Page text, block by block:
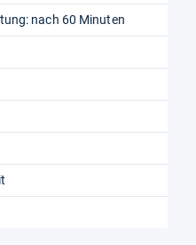
nach 60 Minuten